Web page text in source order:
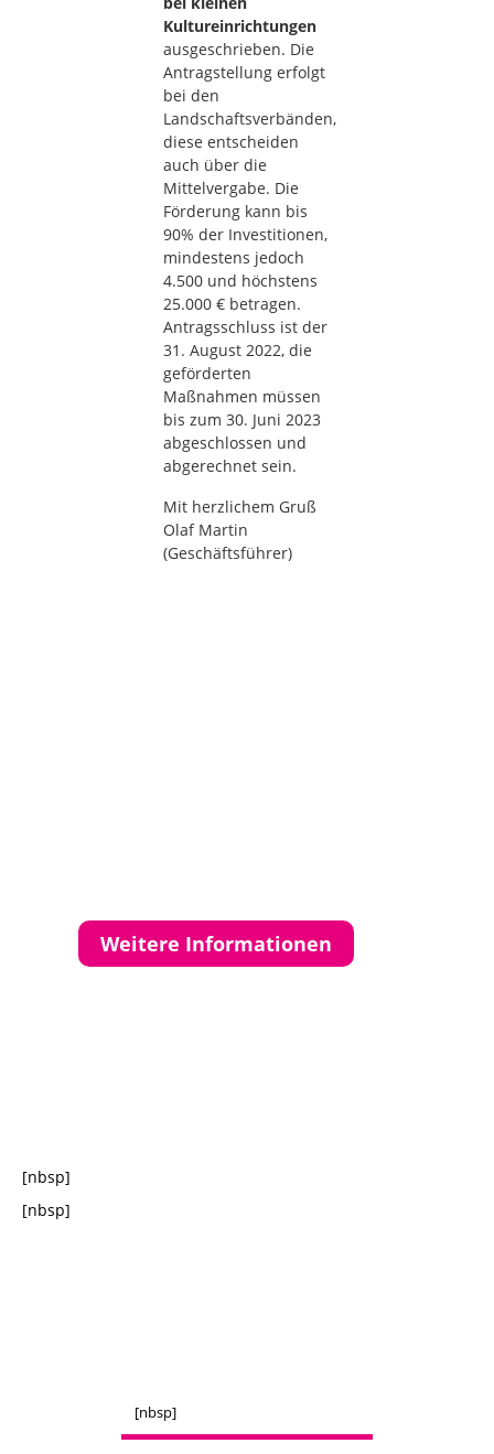
Kultureinrichtungen
ausgeschrieben. Die
Antragstellung erfolgt
bei den
Landschaftsverbänden,
diese entscheiden
auch über die
Mittelvergabe. Die
Förderung kann bis
90% der Investitionen,
mindestens jedoch
4.500 und höchstens
25.000 € betragen.
Antragsschluss ist der
31. August 2022, die
geförderten
Maßnahmen müssen
bis zum 30. Juni 2023
abgeschlossen und
abgerechnet sein.
Mit herzlichem Gruß
Olaf Martin
(Geschäftsführer)
Weitere Informationen
[nbsp]
[nbsp]
[nbsp]